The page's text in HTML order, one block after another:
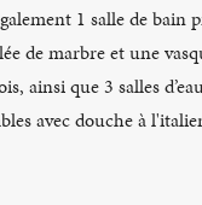
1 salle de bain
de marbre et une
ainsi que 3 salles
avec douche à